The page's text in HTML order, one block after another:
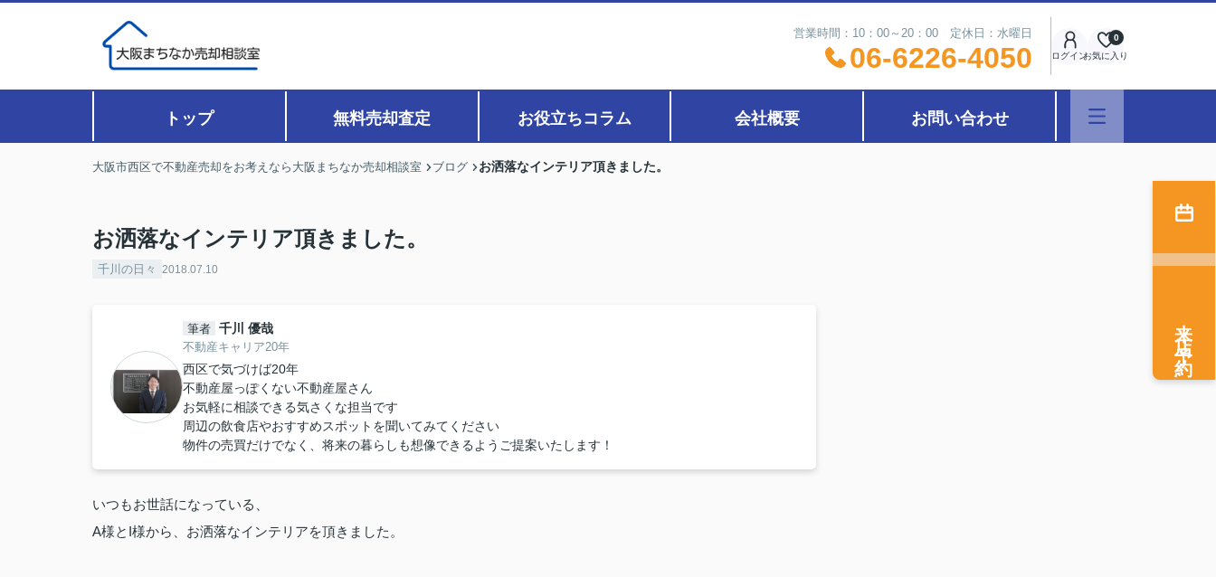
営業時間：10：00～20：00 定休日：水曜日
06-6226-4050 ログインお気に入り
0
トップ 無料売却査定 お役立ちコラム 会社概要 お問い合わせ
大阪市西区で不動産売却をお考えなら大阪まちなか売却相談室 ブログ お洒落なインテリア頂きました。
お洒落なインテリア頂きました。
千川の日々 2018.07.10
筆者 千川 優哉
不動産キャリア20年
西区で気づけば20年
不動産屋っぽくない不動産屋さん
お気軽に相談できる気さくな担当です
周辺の飲食店やおすすめスポットを聞いてみてください
物件の売買だけでなく、将来の暮らしも想像できるようご提案いたします！
いつもお世話になっている、
A様とI様から、お洒落なインテリアを頂きました。
来店予約